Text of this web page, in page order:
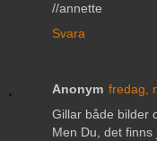
//annette
Svara
Anonym fredag,
Gillar både bilder
Men Du, det